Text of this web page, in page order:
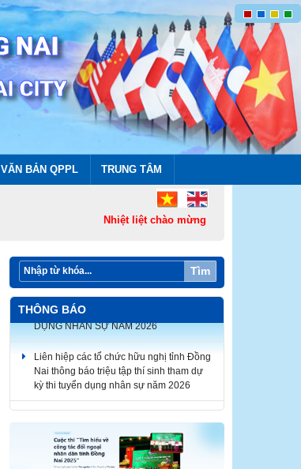
VĂN BẢN QPPL TRUNG TÂM
Nhiệt liệt chào mừng thành lập Thành phố
Tìm
THÔNG BÁO
Liên hiệp các tổ chức hữu nghị tỉnh Đồng
Nai thông báo triệu tập thí sinh tham dự
kỳ thi tuyển dụng nhân sự năm 2026
Liên hiệp các tổ chức hữu nghị tỉnh Đồng
Nai thông báo tuyển dụng nhân sự năm
THÔNG BÁO KẾT QUẢ KỲ THI TUYỂN
DỤNG NHÂN SỰ NĂM 2026